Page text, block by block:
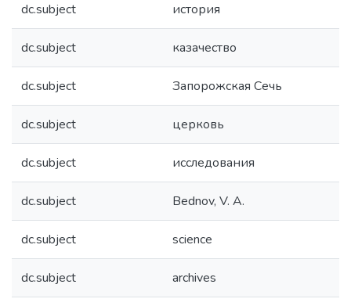
dc.subject история
dc.subject казачество
dc.subject Запорожская Сечь
dc.subject церковь
dc.subject исследования
dc.subject Bednov, V. A.
dc.subject science
dc.subject archives